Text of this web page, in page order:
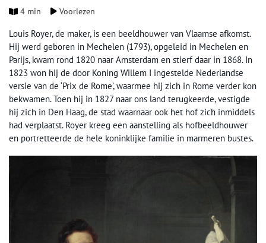
4 min Voorlezen
Louis Royer, de maker, is een beeldhouwer van Vlaamse afkomst.
Hij werd geboren in Mechelen (1793), opgeleid in Mechelen en
Parijs, kwam rond 1820 naar Amsterdam en stierf daar in 1868. In
1823 won hij de door Koning Willem I ingestelde Nederlandse
versie van de ‘Prix de Rome’, waarmee hij zich in Rome verder kon
bekwamen. Toen hij in 1827 naar ons land terugkeerde, vestigde
hij zich in Den Haag, de stad waarnaar ook het hof zich inmiddels
had verplaatst. Royer kreeg een aanstelling als hofbeeldhouwer
en portretteerde de hele koninklijke familie in marmeren bustes.